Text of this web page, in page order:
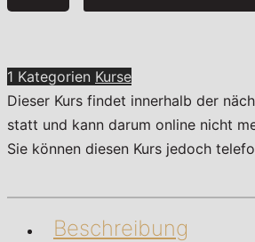
Venedig
1 Kategorien Kurse
Dieser Kurs findet innerhalb der
statt und kann darum online nicht
Sie können diesen Kurs jedoch
Beschreibung